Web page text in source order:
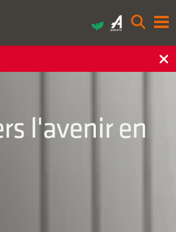
l'avenir en